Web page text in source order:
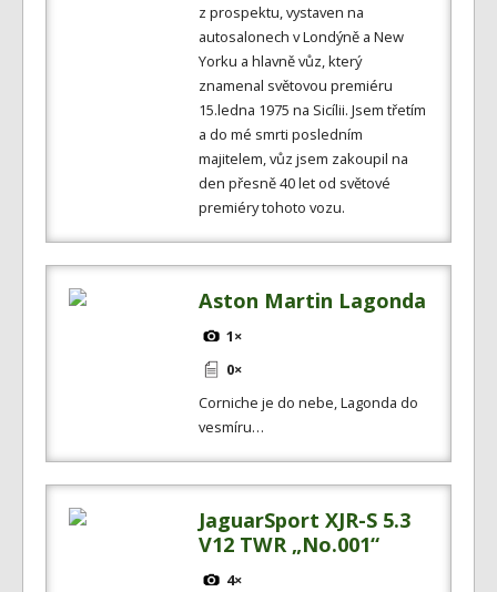
z prospektu, vystaven na
autosalonech v Londýně a New
Yorku a hlavně vůz, který
znamenal světovou premiéru
15.ledna 1975 na Sicílii. Jsem třetím
a do mé smrti posledním
majitelem, vůz jsem zakoupil na
den přesně 40 let od světové
premiéry tohoto vozu.
Aston Martin Lagonda
1×
0×
Corniche je do nebe, Lagonda do
vesmíru…
JaguarSport XJR-S 5.3
V12 TWR „No.001“
4×